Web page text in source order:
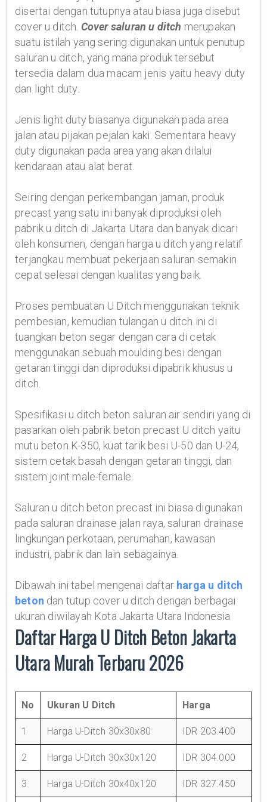
disertai dengan tutupnya atau biasa juga disebut
cover u ditch. Cover saluran u ditch merupakan
suatu istilah yang sering digunakan untuk penutup
saluran u ditch, yang mana produk tersebut
tersedia dalam dua macam jenis yaitu heavy duty
dan light duty.
Jenis light duty biasanya digunakan pada area
jalan atau pijakan pejalan kaki. Sementara heavy
duty digunakan pada area yang akan dilalui
kendaraan atau alat berat.
Seiring dengan perkembangan jaman, produk
precast yang satu ini banyak diproduksi oleh
pabrik u ditch di Jakarta Utara dan banyak dicari
oleh konsumen, dengan harga u ditch yang relatif
terjangkau membuat pekerjaan saluran semakin
cepat selesai dengan kualitas yang baik.
Proses pembuatan U Ditch menggunakan teknik
pembesian, kemudian tulangan u ditch ini di
tuangkan beton segar dengan cara di cetak
menggunakan sebuah moulding besi dengan
getaran tinggi dan diproduksi dipabrik khusus u
ditch.
Spesifikasi u ditch beton saluran air sendiri yang di
pasarkan oleh pabrik beton precast U ditch yaitu
mutu beton K-350, kuat tarik besi U-50 dan U-24,
sistem cetak basah dengan getaran tinggi, dan
sistem joint male-female.
Saluran u ditch beton precast ini biasa digunakan
pada saluran drainase jalan raya, saluran drainase
lingkungan perkotaan, perumahan, kawasan
industri, pabrik dan lain sebagainya.
Dibawah ini tabel mengenai daftar harga u ditch
beton dan tutup cover u ditch dengan berbagai
ukuran diwilayah Kota Jakarta Utara Indonesia.
Daftar Harga U Ditch Beton Jakarta
Utara Murah Terbaru 2026
No Ukuran U Ditch Harga
1 Harga U-Ditch 30x30x80 IDR 203.400
2 Harga U-Ditch 30x30x120 IDR 304.000
3 Harga U-Ditch 30x40x120 IDR 327.450